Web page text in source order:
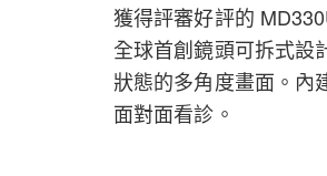
獲得評審好評的
全球首創鏡頭可拆式設
狀態的多角度畫面。內
面對面看診。